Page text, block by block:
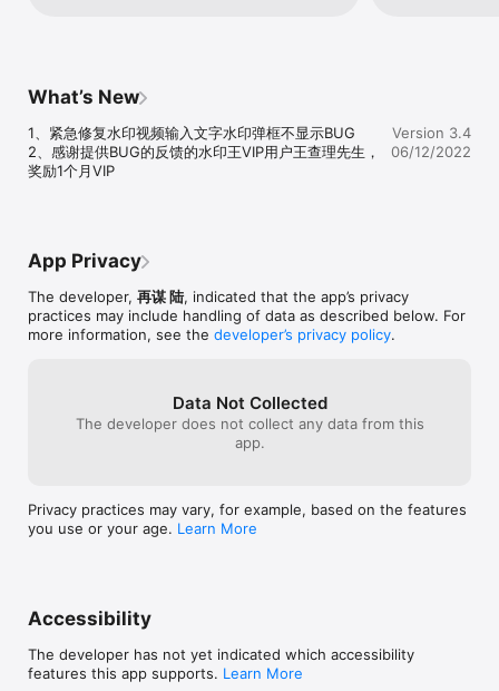
What’s New
1、紧急修复水印视频输入文字水印弹框不显示BUG
2、感谢提供BUG的反馈的水印王VIP用户王查理先生，
奖励1个月VIP
Version 3.4
06/12/2022
App Privacy
The developer, 再谋 陆, indicated that the app’s privacy
practices may include handling of data as described below. For
more information, see the developer’s privacy policy.
Data Not Collected
The developer does not collect any data from this
app.
Privacy practices may vary, for example, based on the features
you use or your age. Learn More
Accessibility
The developer has not yet indicated which accessibility
features this app supports. Learn More